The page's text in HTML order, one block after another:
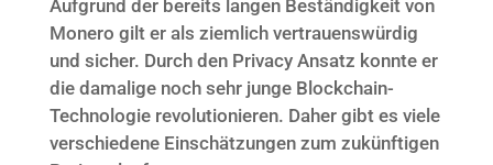
Aufgrund der bereits langen Beständigkeit von
Monero gilt er als ziemlich vertrauenswürdig
und sicher. Durch den Privacy Ansatz konnte er
die damalige noch sehr junge Blockchain-
Technologie revolutionieren. Daher gibt es viele
verschiedene Einschätzungen zum zukünftigen